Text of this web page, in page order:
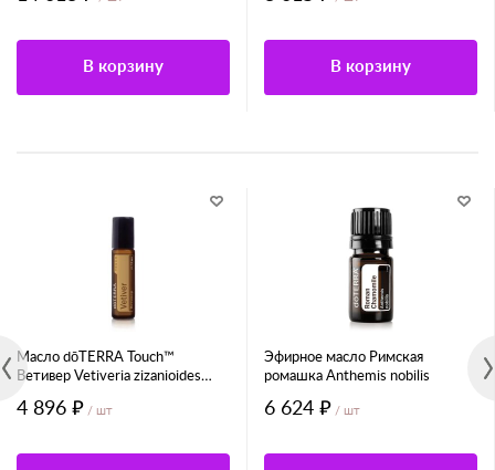
В корзину В корзину
Масло dōTERRA Touch™
Ветивер Vetiveria zizanioides
4 896 ₽ / шт
Эфирное масло Римская
ромашка Anthemis nobilis
6 624 ₽ / шт